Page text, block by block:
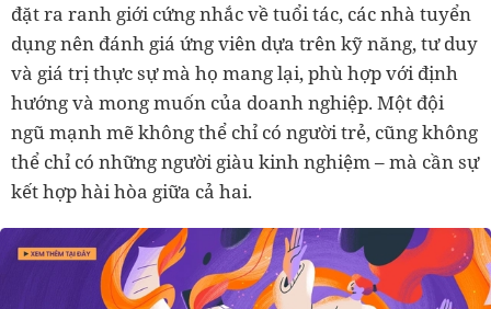
đặt ra ranh giới cứng nhắc về tuổi tác, các nhà tuyển
dụng nên đánh giá ứng viên dựa trên kỹ năng, tư duy
và giá trị thực sự mà họ mang lại, phù hợp với định
hướng và mong muốn của doanh nghiệp. Một đội
ngũ mạnh mẽ không thể chỉ có người trẻ, cũng không
thể chỉ có những người giàu kinh nghiệm – mà cần sự
kết hợp hài hòa giữa cả hai.